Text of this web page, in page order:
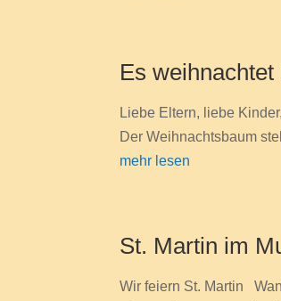
Es
Liebe Eltern, liebe
Der Weihnachtsbaum
mehr lesen
St. Martin im
Wir feiern St. Martin